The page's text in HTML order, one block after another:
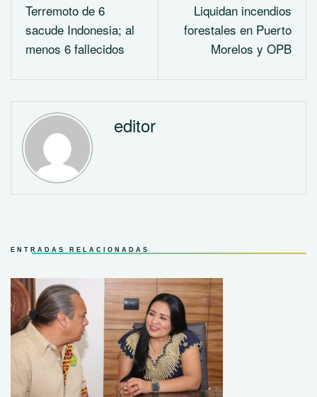
Terremoto de 6
sacude Indonesia; al
menos 6 fallecidos
Liquidan incendios
forestales en Puerto
Morelos y OPB
editor
ENTRADAS RELACIONADAS